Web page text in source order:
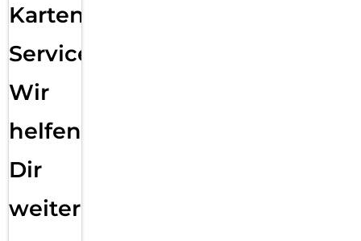
Karten
Service:
Wir
helfen
Dir
weiter